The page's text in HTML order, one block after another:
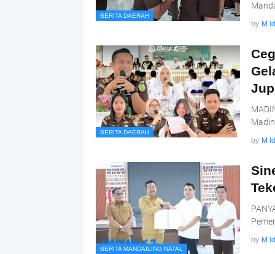
BERITA DAERAH
by M
BERITA DAERAH
by M
BERITA MANDAILING NATAL
by M